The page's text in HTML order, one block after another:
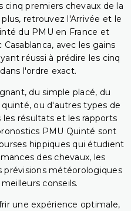
cinq premiers chevaux de la
retrouvez l'Arrivée et le
du PMU en France et
avec les gains
réussi à prédire les cinq
l'ordre exact.
du simple placé, du
ou d'autres types de
les résultats et les rapports
PMU Quinté sont
hippiques qui étudient
des chevaux, les
prévisions météorologiques
conseils.
une expérience optimale,